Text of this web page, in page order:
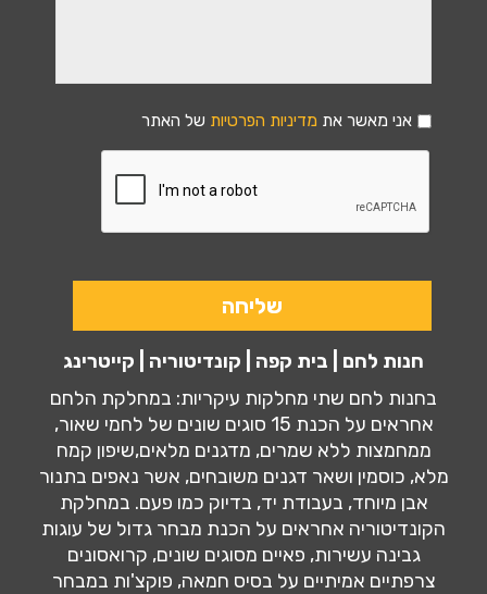
אני מאשר את מדיניות הפרטיות של האתר
חנות לחם | בית קפה | קונדיטוריה | קייטרינג
בחנות לחם שתי מחלקות עיקריות: במחלקת הלחם
אחראים על הכנת 15 סוגים שונים של לחמי שאור,
ממחמצות ללא שמרים, מדגנים מלאים,שיפון קמח
מלא, כוסמין ושאר דגנים משובחים, אשר נאפים בתנור
אבן מיוחד, בעבודת יד, בדיוק כמו פעם. במחלקת
הקונדיטוריה אחראים על הכנת מבחר גדול של עוגות
גבינה עשירות, פאיים מסוגים שונים, קרואסונים
צרפתיים אמיתיים על בסיס חמאה, פוקצ'ות במבחר